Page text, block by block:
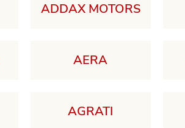
ADDAX MOTORS
AERA
AGRATI